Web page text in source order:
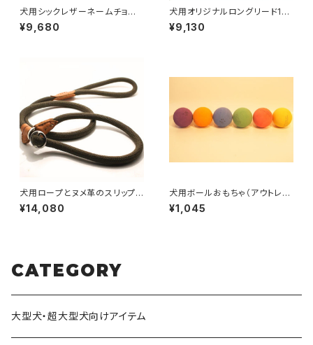
犬用シックレザーネームチョー
カー（迷子札）40cm以上 【受
注製作】LOVE&PEACE&DOG
¥9,680
犬用オリジナルロングリード15
m（中型犬・大型犬・超大型犬向
け）【受注製作】LOVE&PEACE
¥9,130
犬用ロープとヌメ革のスリップリ
ード 【受注製作】LOVE＆PEA
CE＆DOGSオリジナル
¥14,080
犬用ボールおもちゃ（アウトレッ
ト）／フォーチューンボール
¥1,045
CATEGORY
大型犬・超大型犬向けアイテム